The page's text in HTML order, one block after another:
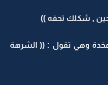
, شكلك تحفه ))
وهي تقول : (( الشرهة